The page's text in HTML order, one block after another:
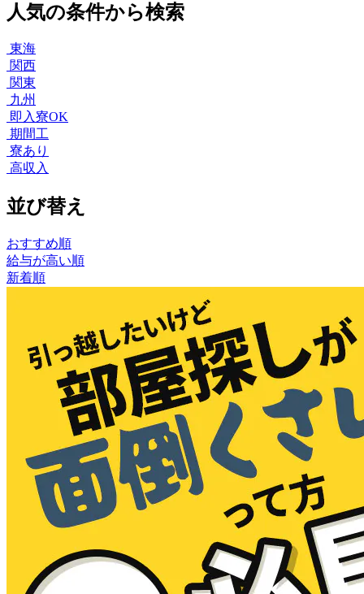
人気の条件から検索
東海
関西
関東
九州
即入寮OK
期間工
寮あり
高収入
並び替え
おすすめ順
給与が高い順
新着順